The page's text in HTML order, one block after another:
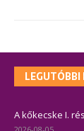
LEGUTÓBBI
A kőkecske I.